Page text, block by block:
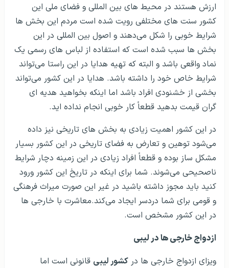
ارزش هستند در محیط های بین المللی و فضای ملی این
کشور سنت های مختلفی رویت شده است مردم این بخش ها
شرایط خوبی را شکل می‌دهند و اصول بین المللی در این
بخش ها سبب شده است که استفاده از لباس های رسمی یک
نماد واقعی باشد و البته که تهیه هدایا در این راستا می‌تواند
شرایط خاص خود را داشته باشد. هدایا در این کشور می‌تواند
بخشی از خشنودی افراد باشد اما اینکه بخواهید هدیه ای
گران قیمت بدهید قطعاً کار خوبی انجام نداده اید.
در این کشور اهمیت زیادی به بخش های تاریخی نیز داده
می‌شود توهین و تعارض به فضای تاریخی در این کشور بسیار
مشکل ساز بوده و قطعاً افراد زیادی در این زمینه دچار شرایط
ناصحیحی می‌شوند. شما برای اینکه در تاریخ این کشور ورود
کنید باید مجوز داشته باشید در غیر این صورت میراث فرهنگی
و قومی برای شما دردسر ایجاد می‌کند.معاشرت با خارجی ها
در این کشور مشخص است.
ازدواج خارجی ها در لیبی
ویزای ازدواج خارجی ها در کشور لیبی قانونی است اما